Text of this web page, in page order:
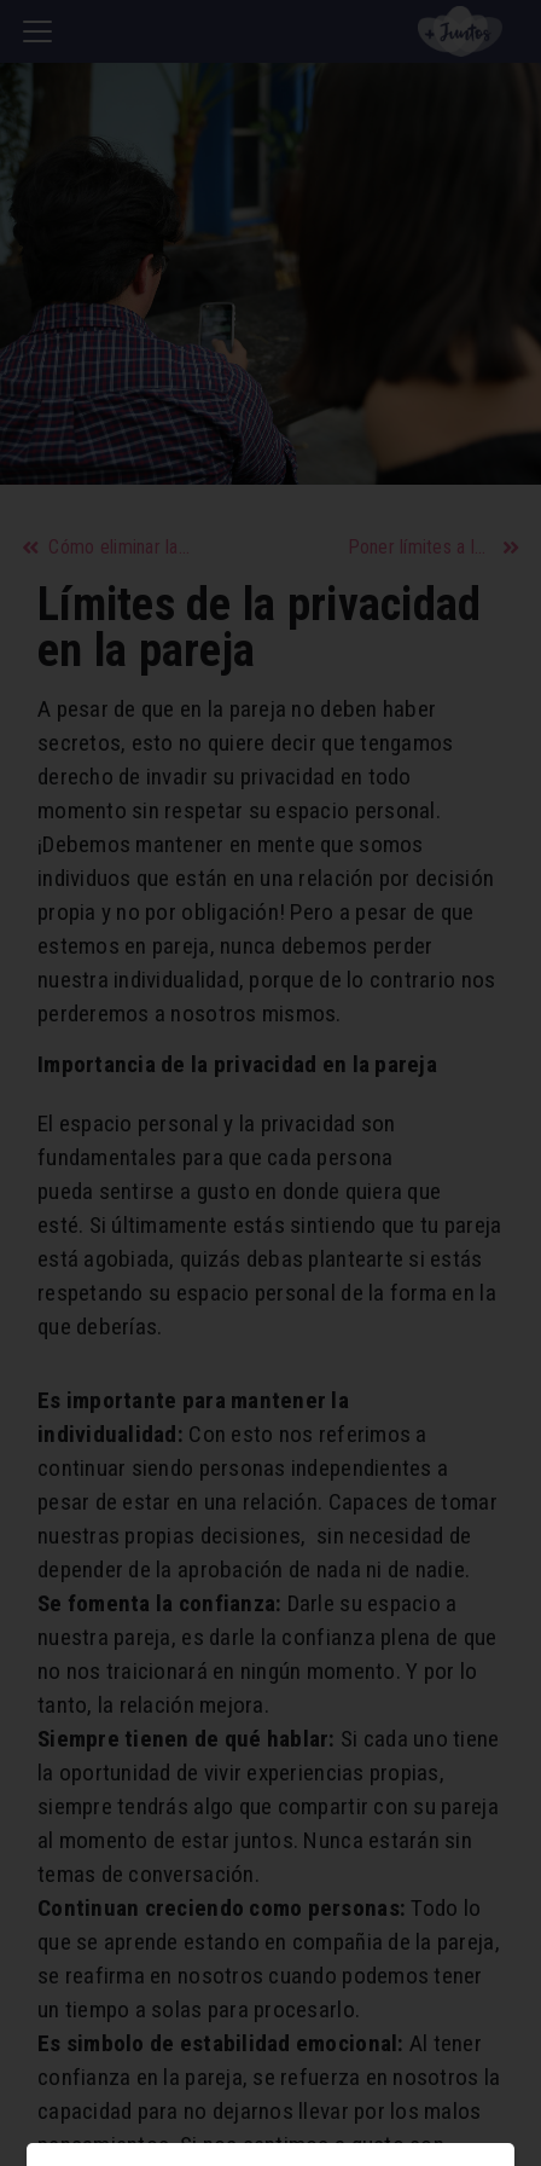
Cómo eliminar la celulitis de las piernas Poner límites a los maltratos
Límites de la privacidad
en la pareja
A pesar de que en la pareja no deben haber
secretos, esto no quiere decir que tengamos
derecho de invadir su privacidad en todo
momento sin respetar su espacio personal.
¡Debemos mantener en mente que somos
individuos que están en una relación por decisión
propia y no por obligación! Pero a pesar de que
estemos en pareja, nunca debemos perder
nuestra individualidad, porque de lo contrario nos
perderemos a nosotros mismos.
Importancia de la privacidad en la pareja
El espacio personal y la privacidad son
fundamentales para que cada persona
pueda sentirse a gusto en donde quiera que
esté. Si últimamente estás sintiendo que tu pareja
está agobiada, quizás debas plantearte si estás
respetando su espacio personal de la forma en la
que deberías.
Es importante para mantener la
individualidad: Con esto nos referimos a
continuar siendo personas independientes a
pesar de estar en una relación. Capaces de tomar
nuestras propias decisiones, sin necesidad de
depender de la aprobación de nada ni de nadie.
Se fomenta la confianza: Darle su espacio a
nuestra pareja, es darle la confianza plena de que
no nos traicionará en ningún momento. Y por lo
tanto, la relación mejora.
Siempre tienen de qué hablar: Si cada uno tiene
la oportunidad de vivir experiencias propias,
siempre tendrás algo que compartir con su pareja
al momento de estar juntos. Nunca estarán sin
temas de conversación.
Continuan creciendo como personas:Todo lo
que se aprende estando en compañia de la pareja,
se reafirma en nosotros cuando podemos tener
un tiempo a solas para procesarlo.
Es simbolo de estabilidad emocional: Al tener
confianza en la pareja, se refuerza en nosotros la
capacidad para no dejarnos llevar por los malos
pensamientos. Si nos sentimos a gusto con